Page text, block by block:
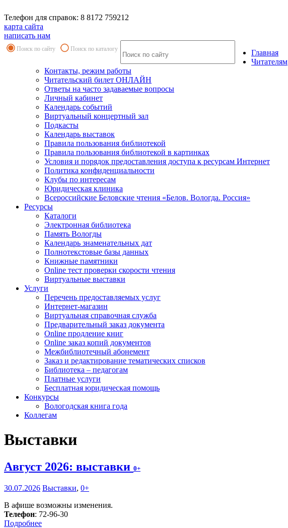
Телефон для справок: 8 8172 759212
карта сайта
написать нам
Поиск по сайту Поиск по каталогу
Главная
Читателям
Контакты, режим работы
Читательский билет ОНЛАЙН
Ответы на часто задаваемые вопросы
Личный кабинет
Календарь событий
Виртуальный концертный зал
Подкасты
Календарь выставок
Правила пользования библиотекой
Правила пользования библиотекой в картинках
Условия и порядок предоставления доступа к ресурсам Интернет
Политика конфиденциальности
Клубы по интересам
Юридическая клиника
Всероссийские Беловские чтения «Белов. Вологда. Россия»
Ресурсы
Каталоги
Электронная библиотека
Память Вологды
Календарь знаменательных дат
Полнотекстовые базы данных
Книжные памятники
Online тест проверки скорости чтения
Виртуальные выставки
Услуги
Перечень предоставляемых услуг
Интернет-магазин
Виртуальная справочная служба
Предварительный заказ документа
Online продление книг
Online заказ копий документов
Межбиблиотечный абонемент
Заказ и редактирование тематических списков
Библиотека – педагогам
Платные услуги
Бесплатная юридическая помощь
Конкурсы
Вологодская книга года
Коллегам
Выставки
Август 2026: выставки 0+
30.07.2026 Выставки, 0+
В афише возможны изменения.
Телефон: 72-96-30
Подробнее